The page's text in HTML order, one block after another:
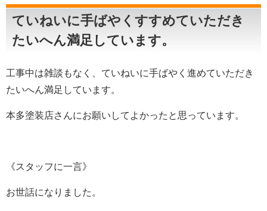
ていねいに手ばやくすすめていただき
たいへん満足しています。
工事中は雑談もなく、ていねいに手ばやく進めていただき
たいへん満足しています。
本多塗装店さんにお願いしてよかったと思っています。
《スタッフに一言》
お世話になりました。